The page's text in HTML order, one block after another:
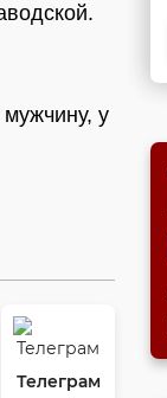
у
Телеграм